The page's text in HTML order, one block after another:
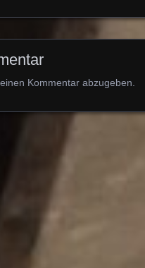
Kommentar abzugeben.